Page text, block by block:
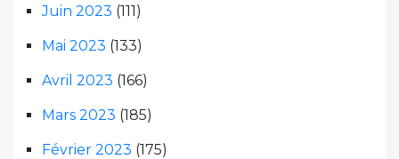
Juin 2023 (111)
Mai 2023 (133)
Avril 2023 (166)
Mars 2023 (185)
Février 2023 (175)